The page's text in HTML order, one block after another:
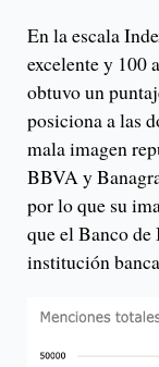
En la escala
excelente y 100
obtuvo un
posiciona a las
mala imagen
BBVA y
por lo que su
que el Banco de
institución